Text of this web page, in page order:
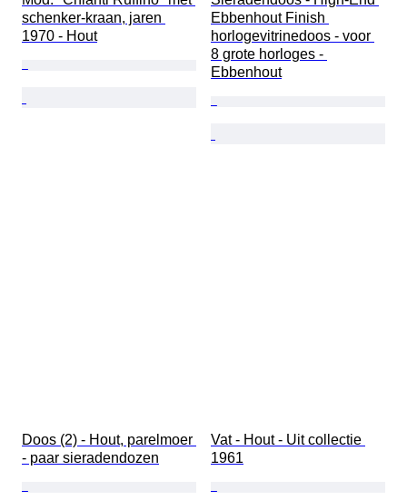
schenker-kraan, jaren
1970 - Hout
Ebbenhout Finish
horlogevitrinedoos - voor
8 grote horloges -
Ebbenhout
Doos (2) - Hout, parelmoer
- paar sieradendozen
Vat - Hout - Uit collectie
1961